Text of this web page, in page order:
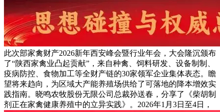
此次部家禽财产2026新年西安峰会暨行业年会，大会隆沉颁布
了“陕西家禽业凸起贡献”，来自种禽、饲料研发、设备制制、
疫病防控、食物加工等全财产链的30家领军企业集体表态。瞻
望将来趋向，为区域大产能养殖场供给了可落地的降本增效实
践指南。晓鸣农牧股份无限公司总裁孙送春，分享了《柴胡制
剂正在家禽健康养殖中的立异实践》。2026年1月3日至4日，